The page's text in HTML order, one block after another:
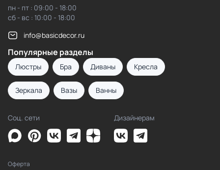
пн - пт : 09:00 - 18:00
сб - вс : 10:00 - 18:00
info@basicdecor.ru
Популярные разделы
Люстры Бра Диваны Кресла
Зеркала Вазы Ванны
Соц. сети Дизайнерам
Оферта